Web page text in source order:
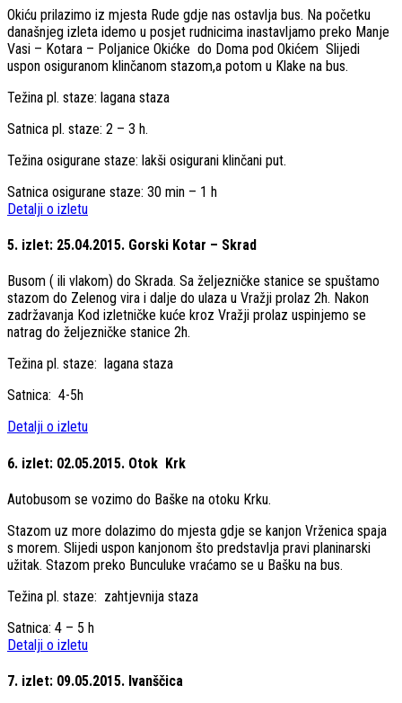
Okiću prilazimo iz mjesta Rude gdje nas ostavlja bus. Na početku
današnjeg izleta idemo u posjet rudnicima inastavljamo preko Manje
Vasi – Kotara – Poljanice Okićke do Doma pod Okićem Slijedi
uspon osiguranom klinčanom stazom,a potom u Klake na bus.
Težina pl. staze: lagana staza
Satnica pl. staze: 2 – 3 h.
Težina osigurane staze: lakši osigurani klinčani put.
Satnica osigurane staze: 30 min – 1 h
Detalji o izletu
5. izlet: 25.04.2015. Gorski Kotar – Skrad
Busom ( ili vlakom) do Skrada. Sa željezničke stanice se spuštamo
stazom do Zelenog vira i dalje do ulaza u Vražji prolaz 2h. Nakon
zadržavanja Kod izletničke kuće kroz Vražji prolaz uspinjemo se
natrag do željezničke stanice 2h.
Težina pl. staze: lagana staza
Satnica: 4-5h
Detalji o izletu
6. izlet: 02.05.2015. Otok Krk
Autobusom se vozimo do Baške na otoku Krku.
Stazom uz more dolazimo do mjesta gdje se kanjon Vrženica spaja
s morem. Slijedi uspon kanjonom što predstavlja pravi planinarski
užitak. Stazom preko Bunculuke vraćamo se u Bašku na bus.
Težina pl. staze: zahtjevnija staza
Satnica: 4 – 5 h
Detalji o izletu
7. izlet: 09.05.2015. Ivanščica